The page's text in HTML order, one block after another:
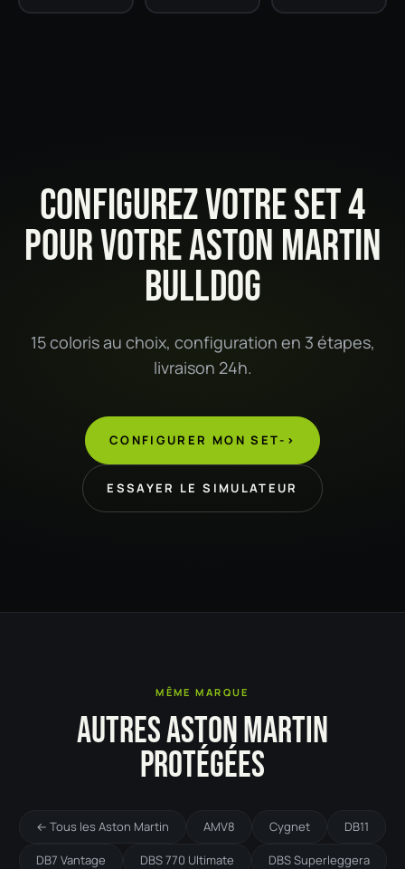
CONFIGUREZ VOTRE SET 4
POUR VOTRE ASTON MARTIN
BULLDOG
15 coloris au choix, configuration en 3 étapes,
livraison 24h.
CONFIGURER MON SET->
ESSAYER LE SIMULATEUR
MÊME MARQUE
AUTRES ASTON MARTIN
PROTÉGÉES
← Tous les Aston Martin AMV8 Cygnet DB11
DB7 Vantage DBS 770 Ultimate DBS Superleggera